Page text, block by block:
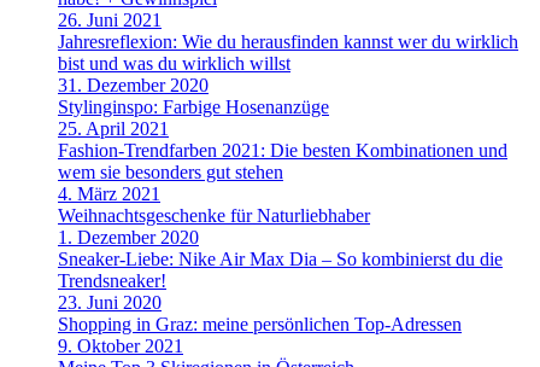
26. Juni 2021
Jahresreflexion: Wie du herausfinden kannst wer du wirklich
bist und was du wirklich willst
31. Dezember 2020
Stylinginspo: Farbige Hosenanzüge
25. April 2021
Fashion-Trendfarben 2021: Die besten Kombinationen und
wem sie besonders gut stehen
4. März 2021
Weihnachtsgeschenke für Naturliebhaber
1. Dezember 2020
Sneaker-Liebe: Nike Air Max Dia – So kombinierst du die
Trendsneaker!
23. Juni 2020
Shopping in Graz: meine persönlichen Top-Adressen
9. Oktober 2021